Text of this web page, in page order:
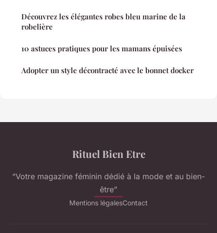
Découvrez les élégantes robes bleu marine de la
robelière
10 astuces pratiques pour les mamans épuisées
Adopter un style décontracté avec le bonnet docker
Rituel Bien Etre
“Votre magazine féminin dédié à la mode et au bien-
être”
Mentions légalesContact